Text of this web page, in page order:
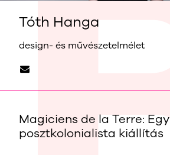
Tóth Hanga
design- és művészetelmélet
Magiciens de la Terre: Egy
posztkolonialista kiállítás